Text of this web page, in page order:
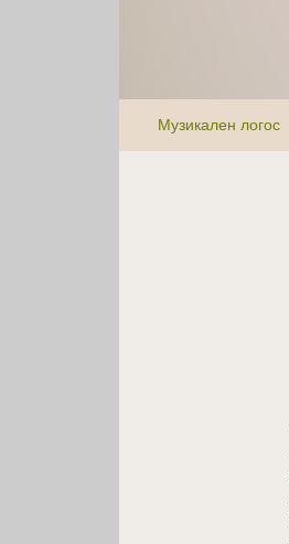
Музикален логос